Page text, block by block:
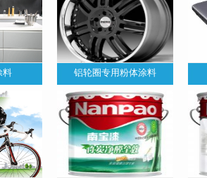
料 铝轮圈专用粉体涂料